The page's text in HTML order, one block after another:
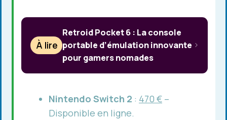
À lire
Retroid Pocket 6 : La console
portable d’émulation innovante
pour gamers nomades
Nintendo Switch 2 : 470 € –
Disponible en ligne.